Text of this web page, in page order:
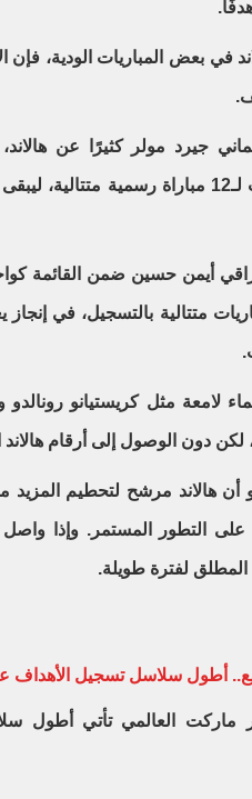
في بعض المباريات الودية، فإن
جيرد مولر كثيرًا عن
بسلسلة تسجيل امتدت لـ12 مباراة رسمية
أيمن حسين ضمن القائمة
سلسلة من 10 مباريات متتالية بالتسجيل،
لامعة مثل كريستيانو رونالدو
دون الوصول إلى أرقام هالاند
أن هالاند مرشح لتحطيم المزيد
التطور المستمر. وإذا
لفترة طويلة.
أطول سلاسل تسجيل الأهداف
العالمي تأتي أطول